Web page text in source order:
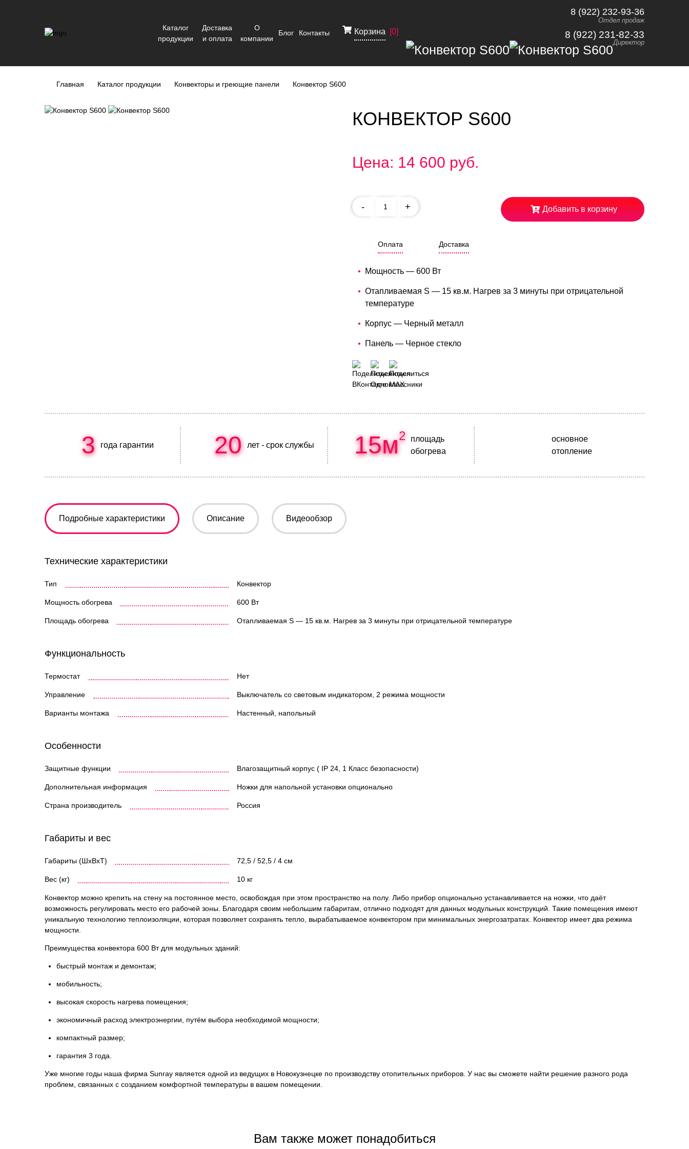
Каталог
продукции
Доставка
и оплата
О
компании
Блог Контакты Корзина [0]
8 (922) 232-93-36
Отдел продаж
8 (922) 231-82-33
Директор
Главная Каталог продукции Конвекторы и греющие панели Конвектор S600
КОНВЕКТОР S600
Цена: 14 600 руб.
- + Добавить в корзину
Оплата Доставка
Мощность — 600 Вт
Отапливаемая S — 15 кв.м. Нагрев за 3 минуты при отрицательной
температуре
Корпус — Черный металл
Панель — Черное стекло
3 года гарантии 20 лет - срок службы 15м2
площадь
обогрева
основное
отопление
Подробные характеристики Описание Видеообзор
Технические характеристики
Тип Конвектор
Мощность обогрева 600 Вт
Площадь обогрева Отапливаемая S — 15 кв.м. Нагрев за 3 минуты при отрицательной температуре
Функциональность
Термостат Нет
Управление Выключатель со световым индикатором, 2 режима мощности
Варианты монтажа Настенный, напольный
Особенности
Защитные функции Влагозащитный корпус ( IP 24, 1 Класс безопасности)
Дополнительная информация Ножки для напольной установки опционально
Страна производитель Россия
Габариты и вес
Габариты (ШхВхТ) 72,5 / 52,5 / 4 см
Вес (кг) 10 кг
Конвектор можно крепить на стену на постоянное место, освобождая при этом пространство на полу. Либо прибор опционально устанавливается на ножки, что даёт
возможность регулировать место его рабочей зоны. Благодаря своим небольшим габаритам, отлично подходят для данных модульных конструкций. Такие помещения имеют
уникальную технологию теплоизоляции, которая позволяет сохранять тепло, вырабатываемое конвектором при минимальных энергозатратах. Конвектор имеет два режима
мощности.
Преимущества конвектора 600 Вт для модульных зданий:
быстрый монтаж и демонтаж;
мобильность;
высокая скорость нагрева помещения;
экономичный расход электроэнергии, путём выбора необходимой мощности;
компактный размер;
гарантия 3 года.
Уже многие годы наша фирма Sunray является одной из ведущих в Новокузнецке по производству отопительных приборов. У нас вы сможете найти решение разного рода
проблем, связанных с созданием комфортной температуры в вашем помещении.
Вам также может понадобиться